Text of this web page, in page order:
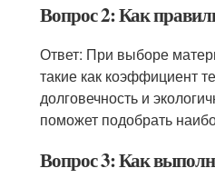
Вопрос 2: Как
Ответ: При выборе
такие как коэффициент
долговечность и
поможет подобрать
Вопрос 3: Как